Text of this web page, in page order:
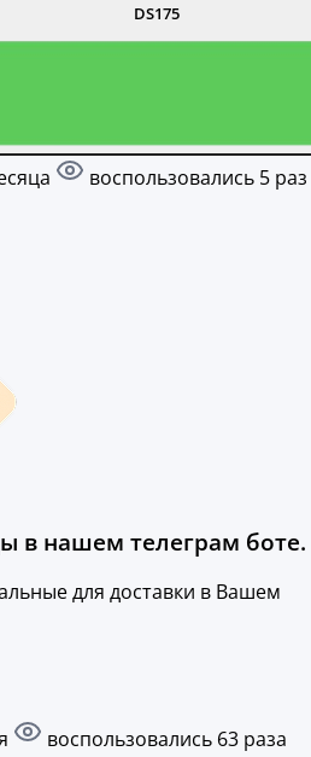
DS175
воспользовались 5 раз
в нашем телеграм боте.
для доставки в Вашем
воспользовались 63 раза